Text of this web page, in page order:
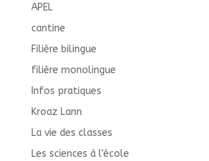
APEL
cantine
Filière bilingue
filière monolingue
Infos pratiques
Kroaz Lann
La vie des classes
Les sciences à l'école